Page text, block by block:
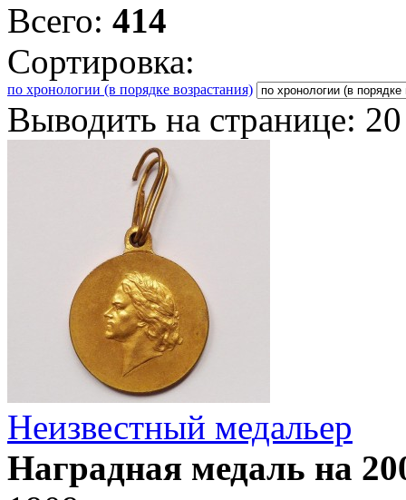
Всего: 414
Сортировка:
по хронологии (в порядке возрастания)
Выводить на странице: 20
Неизвестный медальер
Наградная медаль на